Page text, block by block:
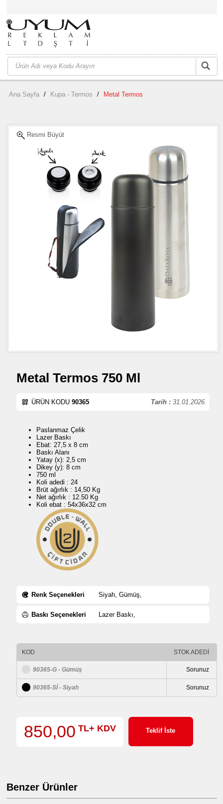
Ana Sayfa / Kupa - Termos / Metal Termos
Resmi Büyüt
Metal Termos 750 Ml
Tarih : 31.01.2026
ÜRÜN KODU 90365
Paslanmaz Çelik
Lazer Baskı
Ebat: 27,5 x 8 cm
Baskı Alanı
Yatay (x): 2,5 cm
Dikey (y): 8 cm
750 ml
Koli adedi : 24
Brüt ağırlık : 14,50 Kg
Net ağırlık : 12.50 Kg
Koli ebat : 54x36x32 cm
Renk Seçenekleri Siyah, Gümüş,
Baskı Seçenekleri Lazer Baskı,
KOD STOK ADEDİ
90365-G - Gümüş Sorunuz
90365-Sİ - Siyah Sorunuz
850,00 TL+ KDV Teklif İste
Benzer Ürünler